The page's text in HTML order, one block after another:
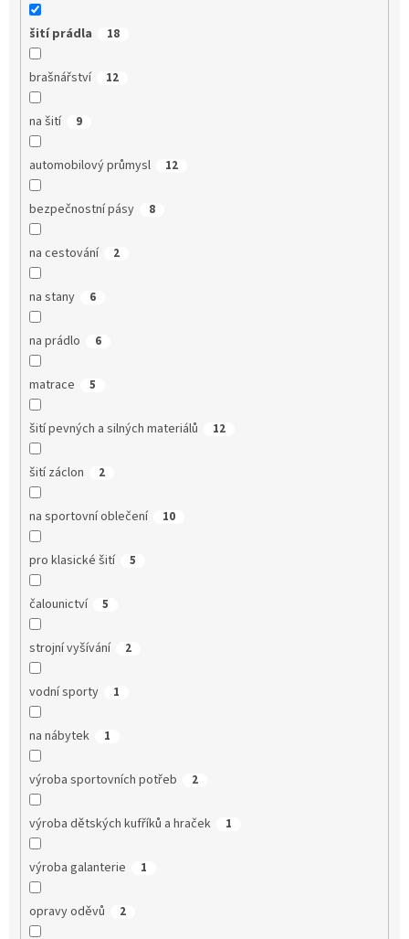
šití prádla 18
brašnářství 12
na šití 9
automobilový průmysl 12
bezpečnostní pásy 8
na cestování 2
na stany 6
na prádlo 6
matrace 5
šití pevných a silných materiálů 12
šití záclon 2
na sportovní oblečení 10
pro klasické šití 5
čalounictví 5
strojní vyšívání 2
vodní sporty 1
na nábytek 1
výroba sportovních potřeb 2
výroba dětských kufříků a hraček 1
výroba galanterie 1
opravy oděvů 2